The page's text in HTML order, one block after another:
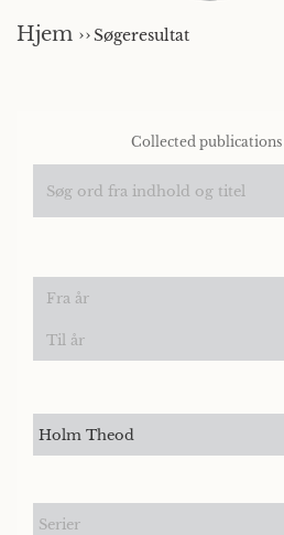
Hjem ››Søgeresultat
Collected publications
Holm Theod
Serier